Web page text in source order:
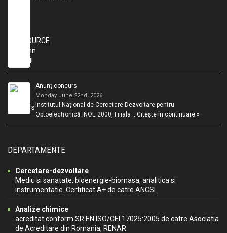
Anunț concurs
Monday June 22nd, 2026
Institutul Național de Cercetare Dezvoltare pentru
Optoelectronică INOE 2000, Filiala … Citește în continuare »
DEPARTAMENTE
Cercetare-dezvoltare
Mediu si sanatate, bioenergie-biomasa, analitica si
instrumentatie. Certificat A+ de catre ANCSI.
Analize chimice
acreditat conform SR EN ISO/CEI 17025:2005 de catre Asociatia
de Acreditare din Romania, RENAR